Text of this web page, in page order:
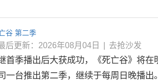
谷 第二季
后更新：2026年08月04日 去抢沙发
首季播出后大获成功，《死亡谷》将在
一台推出第二季，继续于每周日晚播出